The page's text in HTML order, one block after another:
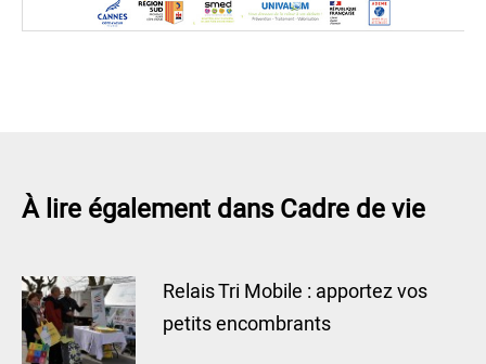
À lire également dans Cadre de vie
Relais Tri Mobile : apportez vos
petits encombrants